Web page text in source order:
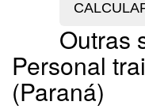
Outras
Personal
(Paraná)